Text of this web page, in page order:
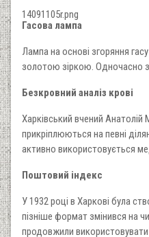
14091105r.png
Гасова лампа
Лампа на основі згоряння
золотою зіркою. Одночасно
Безкровний аналіз крові
Харківський вчений
прикріплюються на певні
активно використовується
Поштовий індекс
У 1932 році в Харкові була
пізніше формат змінився на
продовжили використовувати